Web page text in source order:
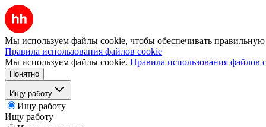
Мы используем файлы cookie, чтобы обеспечивать правильную
Правила использования файлов cookie
Мы используем файлы cookie. Правила использования файлов
Понятно
Ищу работу
Ищу работу
Ищу работу